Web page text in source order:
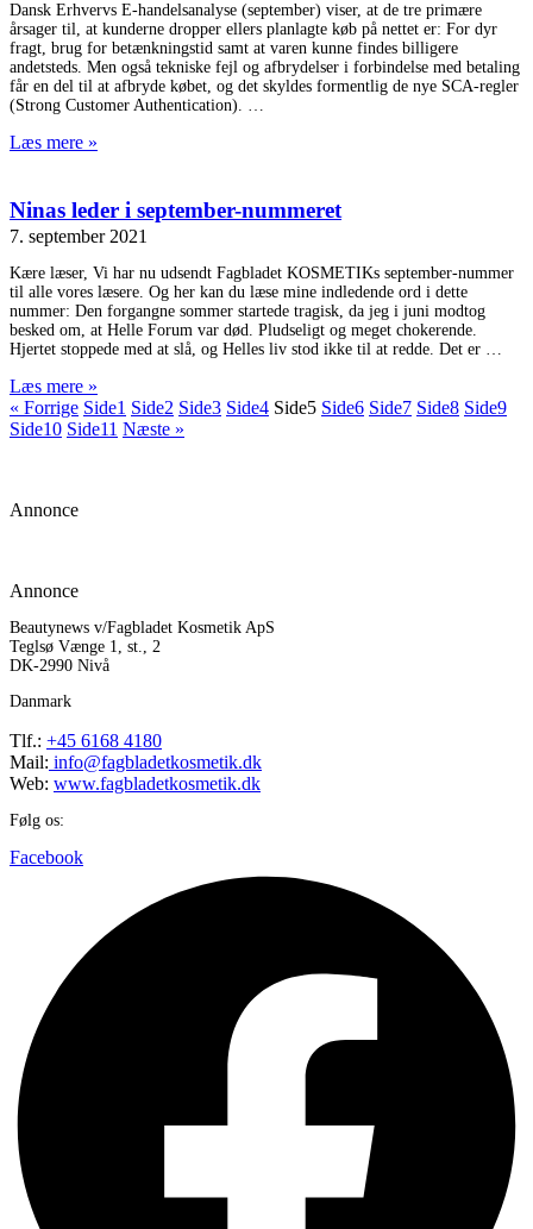
Dansk Erhvervs E-handelsanalyse (september) viser, at de tre primære
årsager til, at kunderne dropper ellers planlagte køb på nettet er: For dyr
fragt, brug for betænkningstid samt at varen kunne findes billigere
andetsteds. Men også tekniske fejl og afbrydelser i forbindelse med betaling
får en del til at afbryde købet, og det skyldes formentlig de nye SCA-regler
(Strong Customer Authentication).
Læs mere »
Ninas leder i september-nummeret
7. september 2021
Kære læser, Vi har nu udsendt Fagbladet KOSMETIKs september-nummer
til alle vores læsere. Og her kan du læse mine indledende ord i dette
nummer: Den forgangne sommer startede tragisk, da jeg i juni modtog
besked om, at Helle Forum var død. Pludseligt og meget chokerende.
Hjertet stoppede med at slå, og Helles liv stod ikke til at redde. Det er
Læs mere »
« Forrige Side1 Side2 Side3 Side4 Side5 Side6 Side7 Side8 Side9
Side10 Side11 Næste »
Annonce
Annonce
Beautynews v/Fagbladet Kosmetik ApS
Teglsø Vænge 1, st., 2
DK-2990 Nivå
Danmark
Tlf.: +45 6168 4180
Mail: info@fagbladetkosmetik.dk
Web: www.fagbladetkosmetik.dk
Følg os:
Facebook